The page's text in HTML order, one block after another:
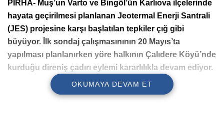
PİRHA- Muş’un Varto ve Bingöl’ün Karlıova ilçelerinde
hayata geçirilmesi planlanan Jeotermal Enerji Santrali
(JES) projesine karşı başlatılan tepkiler çığ gibi
büyüyor. İlk sondaj çalışmasınının 20 Mayıs’ta
yapılması planlanırken yöre halkının Çalıdere Köyü’nde
kurduğu direniş çadırı eylemi kararlılıkla devam ediyor.
OKUMAYA DEVAM ET